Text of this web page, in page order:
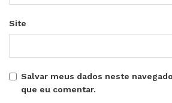
Site
Salvar meus dados neste
que eu comentar.